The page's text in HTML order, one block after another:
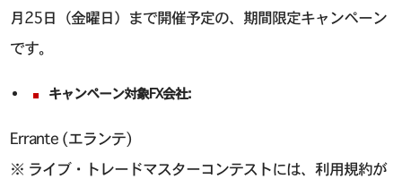
月25日（金曜日）まで開催予定の、期間限定キャンペーン
です。
キャンペーン対象FX会社:
Errante (エランテ)
※ ライブ・トレードマスターコンテストには、利用規約が